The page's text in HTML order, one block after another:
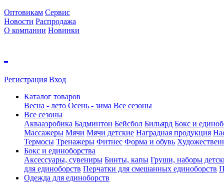
Оптовикам Сервис
Новости Распродажа
О компании Новинки
Регистрация Вход
Каталог товаров
Весна - лето Осень - зима Все сезоны
Все сезоны
Аквааэробика Бадминтон Бейсбол Бильярд Бокс и
Массажеры Мячи Мячи детские Наградная продукция
Термосы Тренажеры Фитнес Форма и обувь
Бокс и единоборства
Аксессуары, сувениры Бинты, капы Груши, наборы
для единоборств Перчатки для смешанных единоборств
Одежда для единоборств